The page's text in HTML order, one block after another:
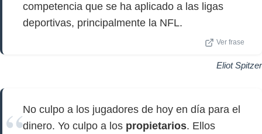
competencia que se ha aplicado a las ligas
deportivas, principalmente la NFL.
Ver frase
Eliot Spitzer
No culpo a los jugadores de hoy en día para el
dinero. Yo culpo a los propietarios. Ellos